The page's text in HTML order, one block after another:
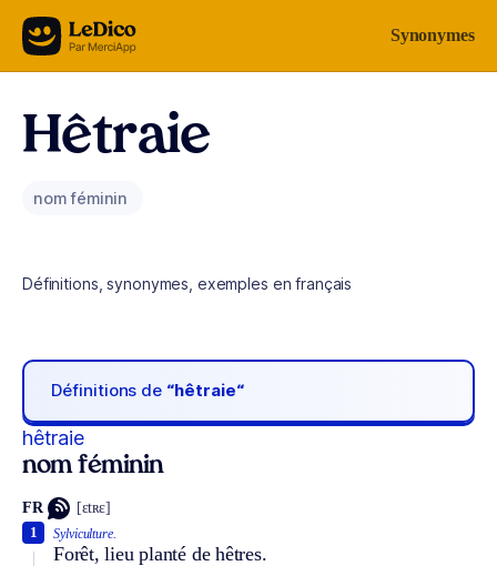
Aller au contenu Synonymes
Hêtraie
nom féminin
Définitions, synonymes, exemples en français
Définitions de “hêtraie“
hêtraie
nom féminin
FR [ɛtʀɛ]
Sylviculture.
Forêt, lieu planté de hêtres.
1